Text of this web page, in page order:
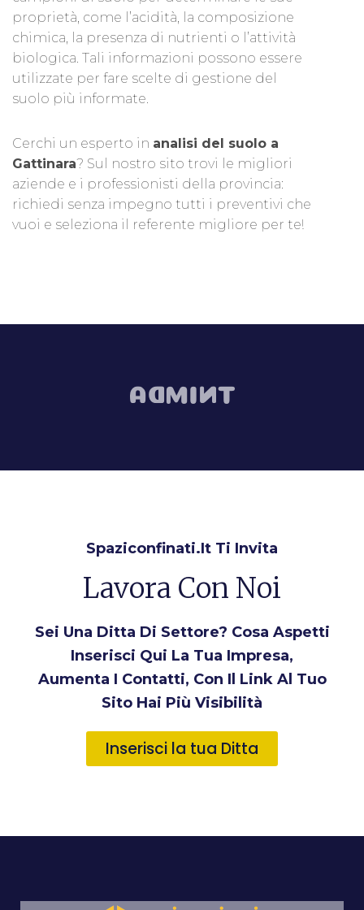
proprietà, come l’acidità, la composizione
chimica, la presenza di nutrienti o l’attività
biologica. Tali informazioni possono essere
utilizzate per fare scelte di gestione del
suolo più informate.
Cerchi un esperto in analisi del suolo a
Gattinara? Sul nostro sito trovi le migliori
aziende e i professionisti della provincia:
richiedi senza impegno tutti i preventivi che
vuoi e seleziona il referente migliore per te!
Spaziconfinati.it Ti Invita
Lavora Con Noi
Sei Una Ditta Di Settore? Cosa Aspetti
Inserisci Qui La Tua Impresa,
Aumenta I Contatti, Con Il Link Al Tuo
Sito Hai Più Visibilità
Inserisci la tua Ditta